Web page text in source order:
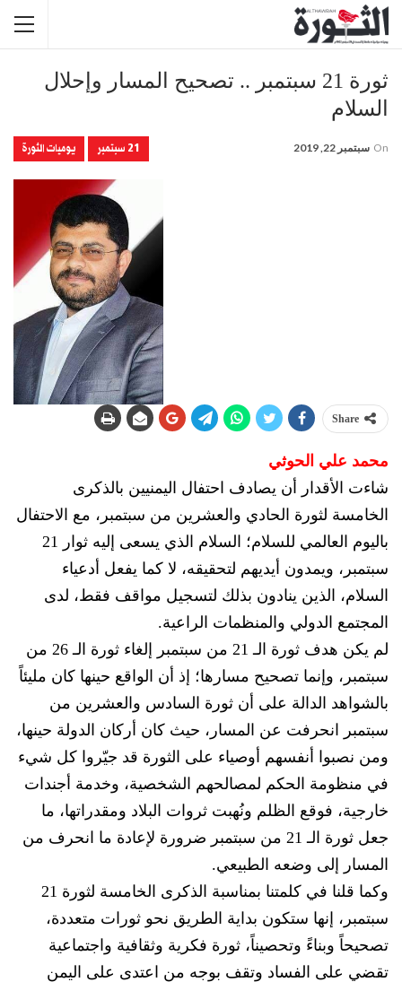
ثورة 21 سبتمبر .. تصحيح المسار وإحلال
السلام
21 سبتمبر يوميات الثورة On سبتمبر 22, 2019
Share
محمد علي الحوثي
شاءت الأقدار أن يصادف احتفال اليمنيين بالذكرى
الخامسة لثورة الحادي والعشرين من سبتمبر، مع الاحتفال
باليوم العالمي للسلام؛ السلام الذي يسعى إليه ثوار 21
سبتمبر، ويمدون أيديهم لتحقيقه، لا كما يفعل أدعياء
السلام، الذين ينادون بذلك لتسجيل مواقف فقط، لدى
المجتمع الدولي والمنظمات الراعية.
لم يكن هدف ثورة الـ 21 من سبتمبر إلغاء ثورة الـ 26 من
سبتمبر، وإنما تصحيح مسارها؛ إذ أن الواقع حينها كان مليئاً
بالشواهد الدالة على أن ثورة السادس والعشرين من
سبتمبر انحرفت عن المسار، حيث كان أركان الدولة حينها،
ومن نصبوا أنفسهم أوصياء على الثورة قد جيّروا كل شيء
في منظومة الحكم لمصالحهم الشخصية، وخدمة أجندات
خارجية، فوقع الظلم ونُهبت ثروات البلاد ومقدراتها، ما
جعل ثورة الـ 21 من سبتمبر ضرورة لإعادة ما انحرف من
المسار إلى وضعه الطبيعي.
وكما قلنا في كلمتنا بمناسبة الذكرى الخامسة لثورة 21
سبتمبر، إنها ستكون بداية الطريق نحو ثورات متعددة،
تصحيحاً وبناءً وتحصيناً، ثورة فكرية وثقافية واجتماعية
تقضي على الفساد وتقف بوجه من اعتدى على اليمن